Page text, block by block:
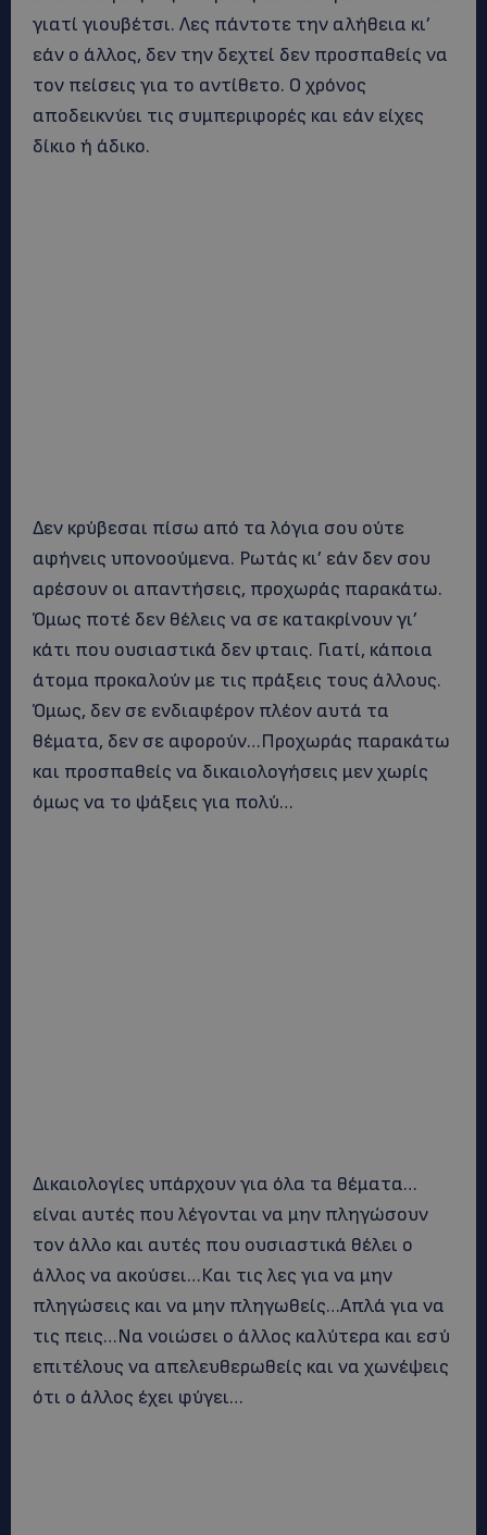
γιατί γιουβέτσι. Λες πάντοτε την αλήθεια κι’
εάν ο άλλος, δεν την δεχτεί δεν προσπαθείς να
τον πείσεις για το αντίθετο. Ο χρόνος
αποδεικνύει τις συμπεριφορές και εάν είχες
δίκιο ή άδικο.
Δεν κρύβεσαι πίσω από τα λόγια σου ούτε
αφήνεις υπονοούμενα. Ρωτάς κι’ εάν δεν σου
αρέσουν οι απαντήσεις, προχωράς παρακάτω.
Όμως ποτέ δεν θέλεις να σε κατακρίνουν γι’
κάτι που ουσιαστικά δεν φταις. Γιατί, κάποια
άτομα προκαλούν με τις πράξεις τους άλλους.
Όμως, δεν σε ενδιαφέρον πλέον αυτά τα
θέματα, δεν σε αφορούν…Προχωράς παρακάτω
και προσπαθείς να δικαιολογήσεις μεν χωρίς
όμως να το ψάξεις για πολύ…
Δικαιολογίες υπάρχουν για όλα τα θέματα…
είναι αυτές που λέγονται να μην πληγώσουν
τον άλλο και αυτές που ουσιαστικά θέλει ο
άλλος να ακούσει…Και τις λες για να μην
πληγώσεις και να μην πληγωθείς…Απλά για να
τις πεις…Να νοιώσει ο άλλος καλύτερα και εσύ
επιτέλους να απελευθερωθείς και να χωνέψεις
ότι ο άλλος έχει φύγει…